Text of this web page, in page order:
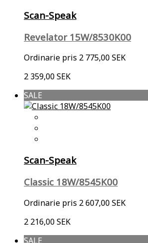
Scan-Speak
Revelator 15W/8530K00
Ordinarie pris 2 775,00 SEK
2 359,00 SEK
SALE
Scan-Speak
Classic 18W/8545K00
Ordinarie pris 2 607,00 SEK
2 216,00 SEK
SALE